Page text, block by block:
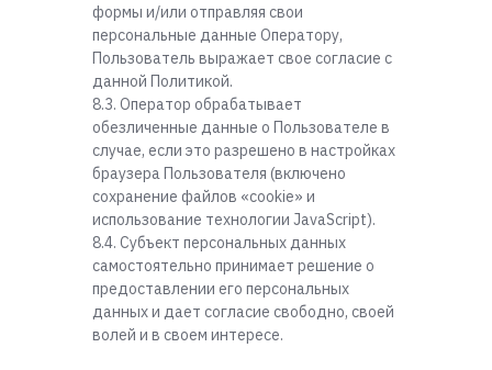
формы и/или отправляя свои
персональные данные Оператору,
Пользователь выражает свое согласие с
данной Политикой.
8.3. Оператор обрабатывает
обезличенные данные о Пользователе в
случае, если это разрешено в настройках
браузера Пользователя (включено
сохранение файлов «cookie» и
использование технологии JavaScript).
8.4. Субъект персональных данных
самостоятельно принимает решение о
предоставлении его персональных
данных и дает согласие свободно, своей
волей и в своем интересе.